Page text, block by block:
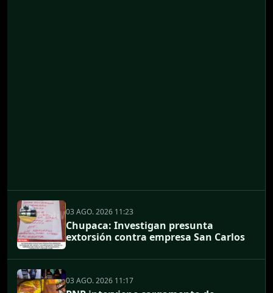
03 AGO. 2026 11:23
Chupaca: Investigan presunta
extorsión contra empresa San Carlos
03 AGO. 2026 11:17